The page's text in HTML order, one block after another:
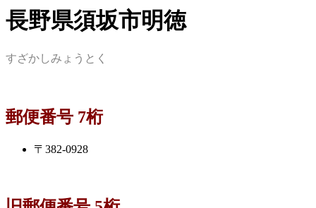
長野県須坂市明徳
すざかしみょうとく
郵便番号 7桁
〒382-0928